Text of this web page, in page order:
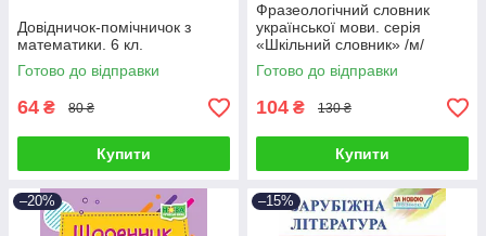
Довідничок-помічничок з
математики. 6 кл.
Готово до відправки
64 ₴ 80 ₴
Купити
Фразеологічний словник
української мови. серія
«Шкільний словник» /м/
Готово до відправки
104 ₴ 130 ₴
Купити
–20% –15%